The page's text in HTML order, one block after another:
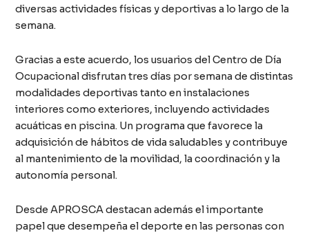
diversas actividades físicas y deportivas a lo largo de la
semana.
Gracias a este acuerdo, los usuarios del Centro de Día
Ocupacional disfrutan tres días por semana de distintas
modalidades deportivas tanto en instalaciones
interiores como exteriores, incluyendo actividades
acuáticas en piscina. Un programa que favorece la
adquisición de hábitos de vida saludables y contribuye
al mantenimiento de la movilidad, la coordinación y la
autonomía personal.
Desde APROSCA destacan además el importante
papel que desempeña el deporte en las personas con